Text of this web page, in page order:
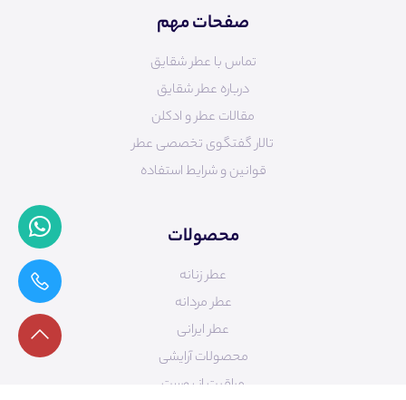
صفحات مهم
تماس با عطر شقایق
درباره عطر شقایق
مقالات عطر و ادکلن
تالار گفتگوی تخصصی عطر
قوانین و شرایط استفاده
محصولات
عطر زنانه
عطر مردانه
عطر ایرانی
محصولات آرایشی
مراقبت از پوست